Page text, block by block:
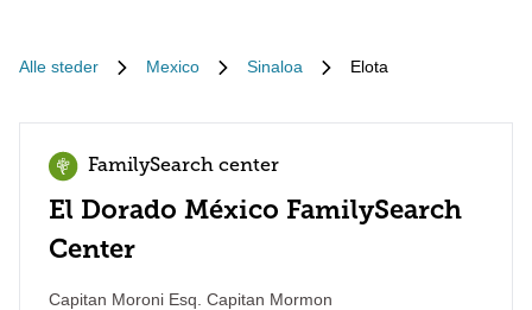
Alle steder Mexico Sinaloa Elota
FamilySearch center
El Dorado México FamilySearch
Center
Capitan Moroni Esq. Capitan Mormon